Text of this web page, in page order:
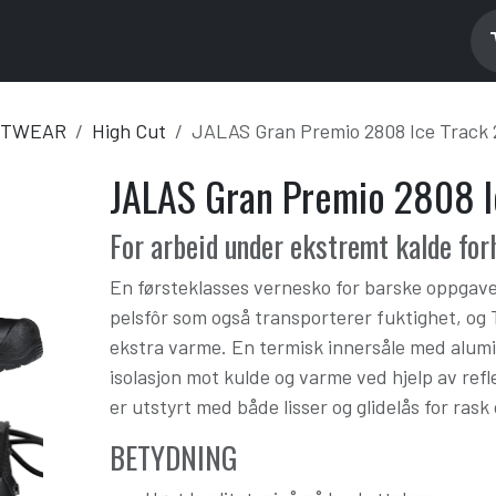
High Cut JALAS Gran Premio 2808 Ice Track
JALAS Gran Premio 2808
For arbeid under ekstremt kalde
En førsteklasses vernesko for barske
pelsfôr som også transporterer fuktighet,
ekstra varme. En termisk innersåle med
isolasjon mot kulde og varme ved hjelp av
er utstyrt med både lisser og glidelås for
BETYDNING